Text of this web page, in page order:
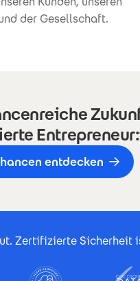
der Gesellschaft.
entdecken
Zertifizierte Sicherheit